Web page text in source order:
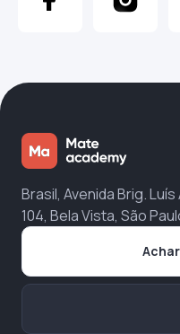
Brasil, Avenida Brig.
104, Bela Vista, São